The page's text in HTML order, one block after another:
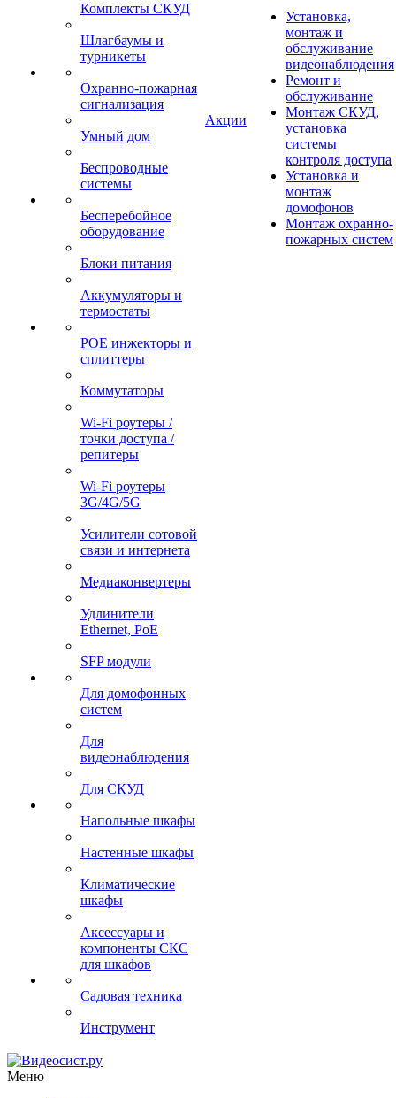
Комплекты СКУД
Шлагбаумы и
турникеты
Охранно-пожарная
сигнализация
Умный дом
Беспроводные
системы
Бесперебойное
оборудование
Блоки питания
Аккумуляторы и
термостаты
POE инжекторы и
сплиттеры
Коммутаторы
Wi-Fi роутеры /
точки доступа /
репитеры
Wi-Fi роутеры
3G/4G/5G
Усилители сотовой
связи и интернета
Медиаконвертеры
Удлинители
Ethernet, PoE
SFP модули
Для домофонных
систем
Для
видеонаблюдения
Для СКУД
Напольные шкафы
Настенные шкафы
Климатические
шкафы
Аксессуары и
компоненты СКС
для шкафов
Садовая техника
Инструмент
Акции
Установка,
монтаж и
обслуживание
видеонаблюдения
Ремонт и
обслуживание
Монтаж СКУД,
установка
системы
контроля доступа
Установка и
монтаж
домофонов
Монтаж охранно-
пожарных систем
Меню